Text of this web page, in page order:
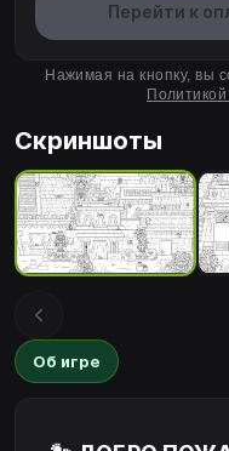
Перейти к
Нажимая на кнопку, вы
Скриншоты
Об игре